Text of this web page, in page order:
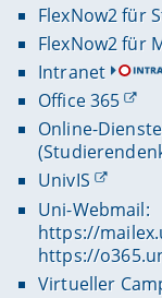
FlexNow2 für
FlexNow2 für
Intranet
Office 365
Online-Dienste
UnivIS
Uni-Webmail:
https://
https://
Virtueller